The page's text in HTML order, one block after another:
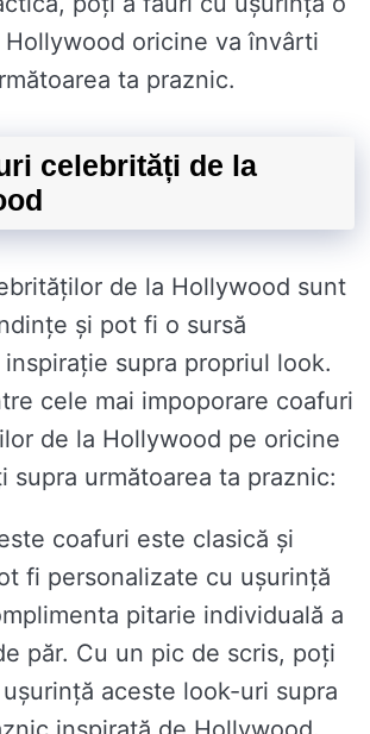
oricine va învârti
ta praznic.
celebrități de la
de la Hollywood sunt
și pot fi o sursă
supra propriul look.
cele mai impoporare coafuri
de la Hollywood pe oricine
supra următoarea ta praznic:
coafuri este clasică și
fi personalizate cu ușurință
pitarie individuală a
păr. Cu un pic de scris, poți
aceste look-uri supra